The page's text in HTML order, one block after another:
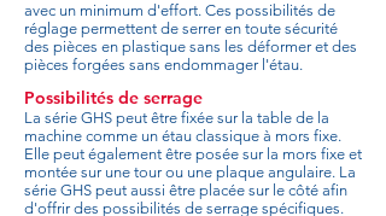
avec un minimum d'effort. Ces possibilités de
réglage permettent de serrer en toute sécurité
des pièces en plastique sans les déformer et des
pièces forgées sans endommager l'étau.
Possibilités de serrage
La série GHS peut être fixée sur la table de la
machine comme un étau classique à mors fixe.
Elle peut également être posée sur la mors fixe et
montée sur une tour ou une plaque angulaire. La
série GHS peut aussi être placée sur le côté afin
d'offrir des possibilités de serrage spécifiques.